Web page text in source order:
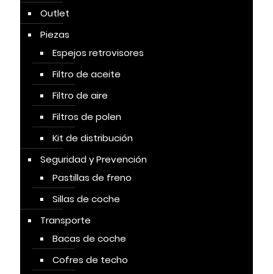
Outlet
Piezas
Espejos retrovisores
Filtro de aceite
Filtro de aire
Filtros de polen
Kit de distribución
Seguridad y Prevención
Pastillas de freno
Sillas de coche
Transporte
Bacas de coche
Cofres de techo